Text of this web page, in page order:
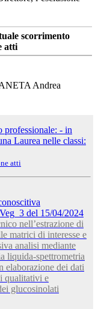
scorrimento
atti
Andrea
professionale: - in
Laurea nelle classi:
atti
del 15/04/2024
nell’estrazione di
matrici di interesse e
analisi mediante
liquida-spettrometria
elaborazione dei dati
qualitativi e
glucosinolati